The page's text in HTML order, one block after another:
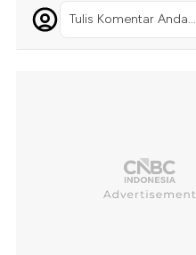
Tulis Komentar Anda...